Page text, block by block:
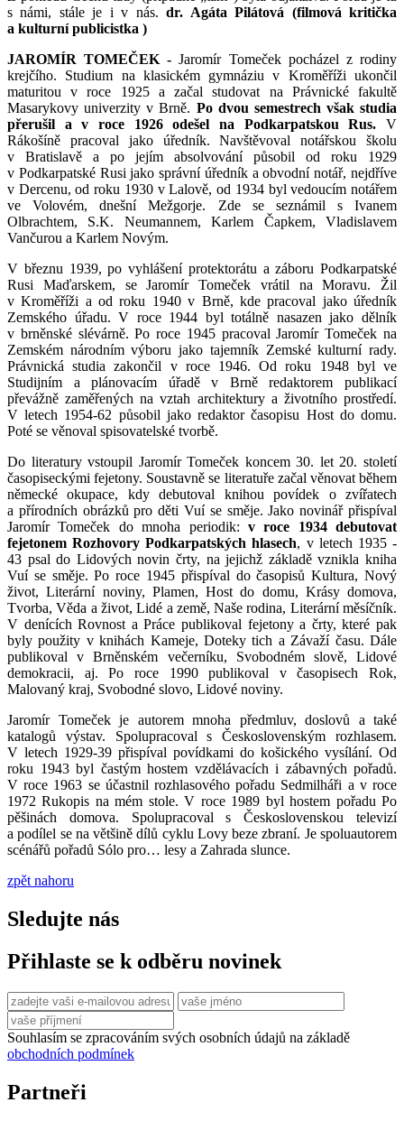
s námi, stále je i v nás.dr. Agáta Pilátová (filmová kritička
a kulturní publicistka )
JAROMÍR TOMEČEK -Jaromír Tomeček pocházel z rodiny
krejčího. Studium na klasickém gymnáziu v Kroměříži ukončil
maturitou v roce 1925 a začal studovat na Právnické fakultě
Masarykovy univerzity v Brně. Po dvou semestrech však studia
přerušil a v roce 1926 odešel na Podkarpatskou Rus. V
Rákošíně pracoval jako úředník. Navštěvoval notářskou školu
v Bratislavě a po jejím absolvování působil od roku 1929
v Podkarpatské Rusi jako správní úředník a obvodní notář, nejdříve
v Dercenu, od roku 1930 v Lalově, od 1934 byl vedoucím notářem
ve Volovém, dnešní Mežgorje. Zde se seznámil s Ivanem
Olbrachtem, S.K. Neumannem, Karlem Čapkem, Vladislavem
Vančurou a Karlem Novým.
V březnu 1939, po vyhlášení protektorátu a záboru Podkarpatské
Rusi Maďarskem, se Jaromír Tomeček vrátil na Moravu. Žil
v Kroměříži a od roku 1940 v Brně, kde pracoval jako úředník
Zemského úřadu. V roce 1944 byl totálně nasazen jako dělník
v brněnské slévárně. Po roce 1945 pracoval Jaromír Tomeček na
Zemském národním výboru jako tajemník Zemské kulturní rady.
Právnická studia zakončil v roce 1946. Od roku 1948 byl ve
Studijním a plánovacím úřadě v Brně redaktorem publikací
převážně zaměřených na vztah architektury a životního prostředí.
V letech 1954-62 působil jako redaktor časopisu Host do domu.
Poté se věnoval spisovatelské tvorbě.
Do literatury vstoupil Jaromír Tomeček koncem 30. let 20. století
časopiseckými fejetony. Soustavně se literatuře začal věnovat během
německé okupace, kdy debutoval knihou povídek o zvířatech
a přírodních obrázků pro děti Vuí se směje. Jako novinář přispíval
Jaromír Tomeček do mnoha periodik: v roce 1934 debutovat
fejetonem Rozhovory Podkarpatských hlasech, v letech 1935 -
43 psal do Lidových novin črty, na jejichž základě vznikla kniha
Vuí se směje. Po roce 1945 přispíval do časopisů Kultura, Nový
život, Literární noviny, Plamen, Host do domu, Krásy domova,
Tvorba, Věda a život, Lidé a země, Naše rodina, Literární měsíčník.
V denících Rovnost a Práce publikoval fejetony a črty, které pak
byly použity v knihách Kameje, Doteky tich a Závaží času. Dále
publikoval v Brněnském večerníku, Svobodném slově, Lidové
demokracii, aj. Po roce 1990 publikoval v časopisech Rok,
Malovaný kraj, Svobodné slovo, Lidové noviny.
Jaromír Tomeček je autorem mnoha předmluv, doslovů a také
katalogů výstav. Spolupracoval s Československým rozhlasem.
V letech 1929-39 přispíval povídkami do košického vysílání. Od
roku 1943 byl častým hostem vzdělávacích i zábavných pořadů.
V roce 1963 se účastnil rozhlasového pořadu Sedmilháři a v roce
1972 Rukopis na mém stole. V roce 1989 byl hostem pořadu Po
pěšinách domova. Spolupracoval s Československou televizí
a podílel se na většině dílů cyklu Lovy beze zbraní. Je spoluautorem
scénářů pořadů Sólo pro… lesy a Zahrada slunce.
zpět nahoru
Sledujte nás
Přihlaste se k odběru novinek
Souhlasím se zpracováním svých osobních údajů na základě
obchodních podmínek
Partneři